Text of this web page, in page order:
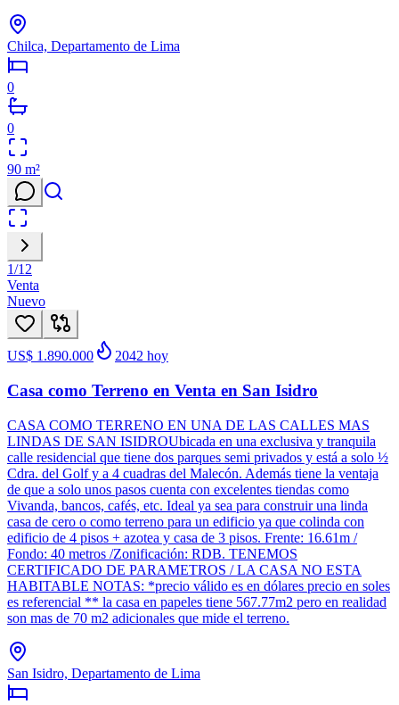
Chilca, Departamento de Lima
0
0
90 m²
1/12
Venta
Nuevo
US$ 1.890.000 2042 hoy
Casa como Terreno en Venta en San Isidro
CASA COMO TERRENO EN UNA DE LAS CALLES MAS
LINDAS DE SAN ISIDROUbicada en una exclusiva y tranquila
calle residencial que tiene dos parques semi privados y está a solo ½
Cdra. del Golf y a 4 cuadras del Malecón. Además tiene la ventaja
de que a solo unos pasos cuenta con excelentes tiendas como
Vivanda, bancos, cafés, etc. Ideal ya sea para construir una linda
casa de cero o como terreno para un edificio ya que colinda con
edificio de 4 pisos + azotea y casa de 3 pisos. Frente: 16.61m /
Fondo: 40 metros /Zonificación: RDB. TENEMOS
CERTIFICADO DE PARAMETROS / LA CASA NO ESTA
HABITABLE NOTAS: *precio válido es en dólares precio en soles
es referencial ** la casa en papeles tiene 567.77m2 pero en realidad
son mas de 70 m2 adicionales que mide el terreno.
San Isidro, Departamento de Lima